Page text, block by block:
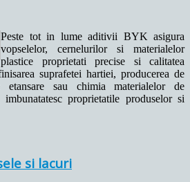
Peste tot in lume aditivii BYK asigura
vopselelor, cernelurilor si materialelor
plastice proprietati precise si calitatea
suprafetei hartiei, producerea de
sau chimia materialelor de
proprietatile produselor si
si lacuri